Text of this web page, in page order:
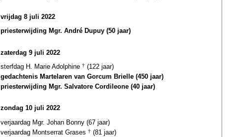
vrijdag 8 juli 2022
priesterwijding Mgr. André Dupuy (50 jaar)
zaterdag 9 juli 2022
sterfdag H. Marie Adolphine † (122 jaar)
gedachtenis Martelaren van Gorcum Brielle (450 jaar)
priesterwijding Mgr. Salvatore Cordileone (40 jaar)
zondag 10 juli 2022
verjaardag Mgr. Johan Bonny (67 jaar)
verjaardag Montserrat Grases † (81 jaar)